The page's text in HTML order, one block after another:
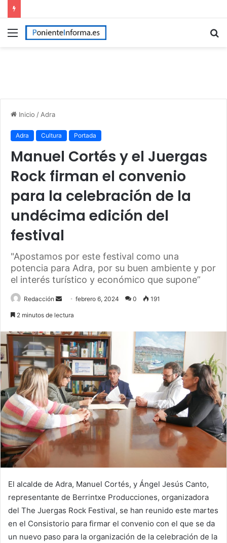
Menú
Inicio / Adra
Adra Cultura Portada
Manuel Cortés y el Juergas
Rock firman el convenio
para la celebración de la
undécima edición del
festival
"Apostamos por este festival como una
potencia para Adra, por su buen ambiente y por
el interés turístico y económico que supone”
Redacción
Sendfebrero 6, 2024 0 191
2 minutos de lectura
El alcalde de Adra, Manuel Cortés, y Ángel Jesús Canto,
representante de Berrintxe Producciones, organizadora
del The Juergas Rock Festival, se han reunido este martes
en el Consistorio para firmar el convenio con el que se da
un nuevo paso para la organización de la celebración de la